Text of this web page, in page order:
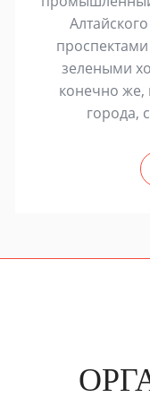
проспектами
зелеными
конечно
города,